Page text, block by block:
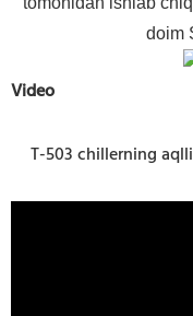
doim
Video
T-503 chillerning